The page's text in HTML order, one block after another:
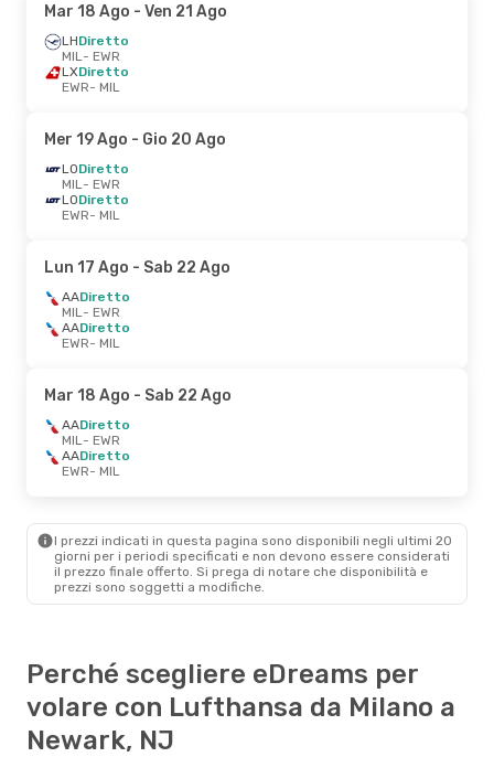
Mar 18 Ago - Ven 21 Ago
LHDiretto
MIL- EWR
LXDiretto
EWR- MIL
Mer 19 Ago - Gio 20 Ago
LODiretto
MIL- EWR
LODiretto
EWR- MIL
Lun 17 Ago - Sab 22 Ago
AADiretto
MIL- EWR
AADiretto
EWR- MIL
Mar 18 Ago - Sab 22 Ago
AADiretto
MIL- EWR
AADiretto
EWR- MIL
I prezzi indicati in questa pagina sono disponibili negli ultimi 20
giorni per i periodi specificati e non devono essere considerati
il ​​prezzo finale offerto. Si prega di notare che disponibilità e
prezzi sono soggetti a modifiche.
Perché scegliere eDreams per
volare con Lufthansa da Milano a
Newark, NJ